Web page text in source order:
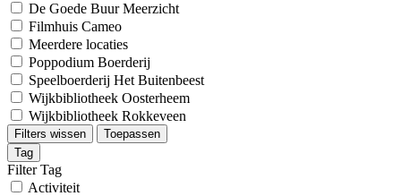
De Goede Buur Meerzicht
Filmhuis Cameo
Meerdere locaties
Poppodium Boerderij
Speelboerderij Het Buitenbeest
Wijkbibliotheek Oosterheem
Wijkbibliotheek Rokkeveen
Filters wissen
Toepassen
Tag
Filter Tag
Activiteit